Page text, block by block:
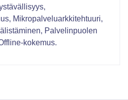
Mikropalveluarkkitehtuuri,
Palvelinpuolen
kokemus.